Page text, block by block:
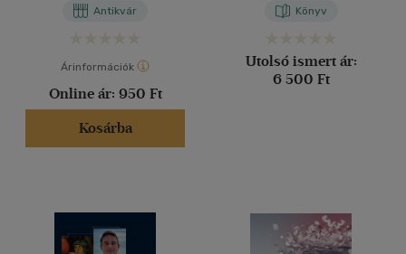
Antikvár
Árinformációk
Online ár: 950 Ft
Kosárba
Könyv
Utolsó ismert ár:
6 500 Ft